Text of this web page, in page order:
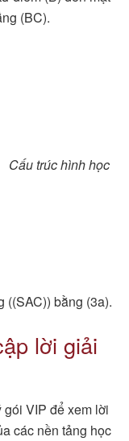
(BC).
Cấu trúc hình học
((SAC)) bằng (3a).
lời giải
gói VIP để xem lời
các nền tảng học